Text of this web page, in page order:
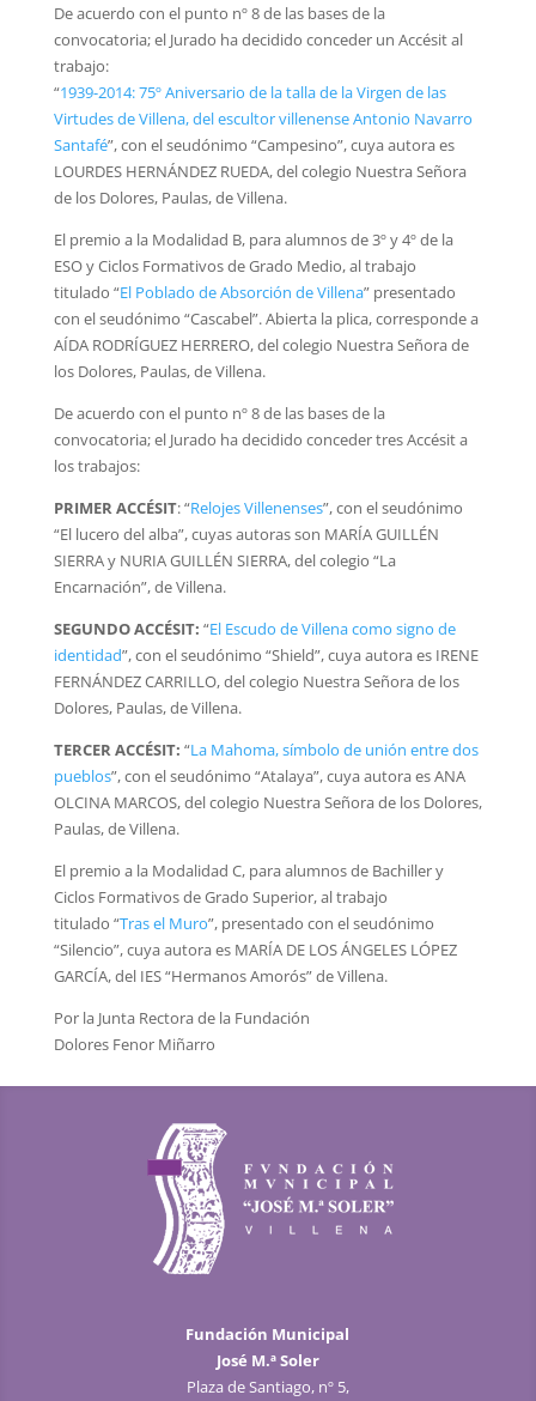
De acuerdo con el punto nº 8 de las bases de la
convocatoria; el Jurado ha decidido conceder un Accésit al
trabajo:
“1939-2014: 75º Aniversario de la talla de la Virgen de las
Virtudes de Villena, del escultor villenense Antonio Navarro
Santafé”, con el seudónimo “Campesino”, cuya autora es
LOURDES HERNÁNDEZ RUEDA, del colegio Nuestra Señora
de los Dolores, Paulas, de Villena.
El premio a la Modalidad B, para alumnos de 3º y 4º de la
ESO y Ciclos Formativos de Grado Medio, al trabajo
titulado “El Poblado de Absorción de Villena” presentado
con el seudónimo “Cascabel”. Abierta la plica, corresponde a
AÍDA RODRÍGUEZ HERRERO, del colegio Nuestra Señora de
los Dolores, Paulas, de Villena.
De acuerdo con el punto nº 8 de las bases de la
convocatoria; el Jurado ha decidido conceder tres Accésit a
los trabajos:
PRIMER ACCÉSIT:“Relojes Villenenses”, con el seudónimo
“El lucero del alba”, cuyas autoras son MARÍA GUILLÉN
SIERRA y NURIA GUILLÉN SIERRA, del colegio “La
Encarnación”, de Villena.
SEGUNDO ACCÉSIT: “El Escudo de Villena como signo de
identidad”, con el seudónimo “Shield”, cuya autora es IRENE
FERNÁNDEZ CARRILLO, del colegio Nuestra Señora de los
Dolores, Paulas, de Villena.
TERCER ACCÉSIT: “La Mahoma, símbolo de unión entre dos
pueblos”, con el seudónimo “Atalaya”, cuya autora es ANA
OLCINA MARCOS, del colegio Nuestra Señora de los Dolores,
Paulas, de Villena.
El premio a la Modalidad C, para alumnos de Bachiller y
Ciclos Formativos de Grado Superior, al trabajo
titulado “Tras el Muro”, presentado con el seudónimo
“Silencio”, cuya autora es MARÍA DE LOS ÁNGELES LÓPEZ
GARCÍA, del IES “Hermanos Amorós” de Villena.
Por la Junta Rectora de la Fundación
Dolores Fenor Miñarro
Fundación Municipal
José M.ª Soler
Plaza de Santiago, nº 5,